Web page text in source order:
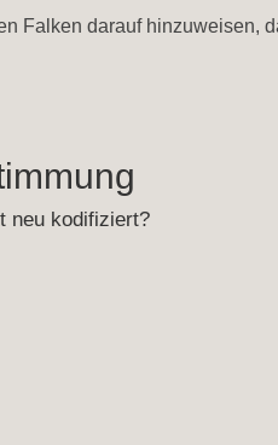
Falken darauf hinzuweisen,
neu kodifiziert?